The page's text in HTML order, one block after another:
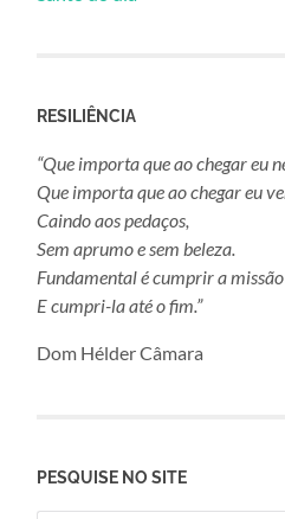
RESILIÊNCIA
“Que importa que ao chegar eu
Que importa que ao chegar eu
Caindo aos pedaços,
Sem aprumo e sem beleza.
Fundamental é cumprir a missão
E cumpri-la até o fim.”
Dom Hélder Câmara
PESQUISE NO SITE